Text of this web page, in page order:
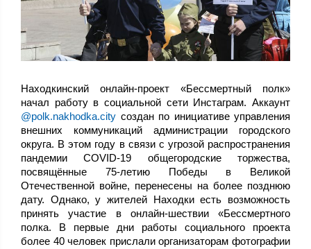
Находкинский онлайн-проект «Бессмертный полк»
начал работу в социальной сети Инстаграм. Аккаунт
@polk.nakhodka.city создан по инициативе управления
внешних коммуникаций администрации городского
округа. В этом году в связи с угрозой распространения
пандемии COVID-19 общегородские торжества,
посвящённые 75-летию Победы в Великой
Отечественной войне, перенесены на более позднюю
дату. Однако, у жителей Находки есть возможность
принять участие в онлайн-шествии «Бессмертного
полка. В первые дни работы социального проекта
более 40 человек прислали организаторам фотографии